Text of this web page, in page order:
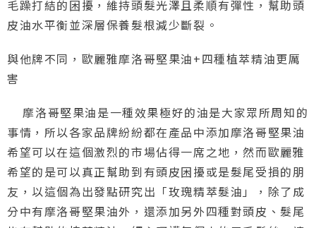
毛躁打結的困擾，維持頭髮光澤且柔順有彈性，幫助頭
皮油水平衡並深層保養髮根減少斷裂。
與他牌不同，歐麗雅摩洛哥堅果油+四種植萃精油更厲
害
摩洛哥堅果油是一種效果極好的油是大家眾所周知的
事情，所以各家品牌紛紛都在產品中添加摩洛哥堅果油
希望可以在這個激烈的市場佔得一席之地，然而歐麗雅
希望的是可以真正幫助到有頭皮困擾或是髮尾受損的朋
友，以這個為出發點研究出「玫瑰精萃髮油」，除了成
分中有摩洛哥堅果油外，還添加另外四種對頭皮、髮尾